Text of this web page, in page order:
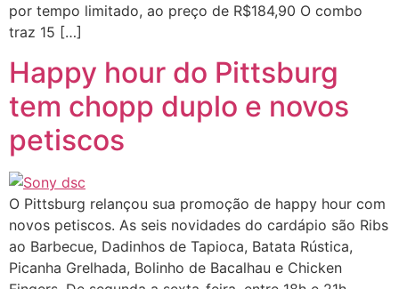
por tempo limitado, ao preço de R$184,90 O combo
traz 15 […]
Happy hour do Pittsburg
tem chopp duplo e novos
petiscos
O Pittsburg relançou sua promoção de happy hour com
novos petiscos. As seis novidades do cardápio são Ribs
ao Barbecue, Dadinhos de Tapioca, Batata Rústica,
Picanha Grelhada, Bolinho de Bacalhau e Chicken